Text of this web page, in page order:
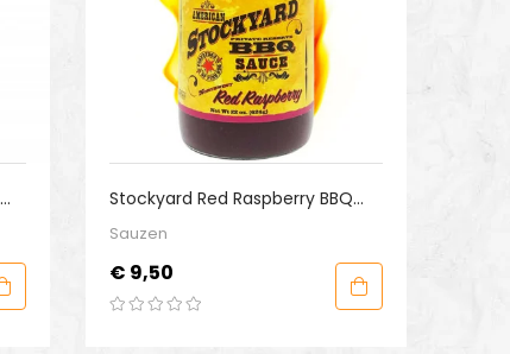
Stockyard Red Raspberry BBQ
Sauce
Sauzen
Prijs
€ 9,50